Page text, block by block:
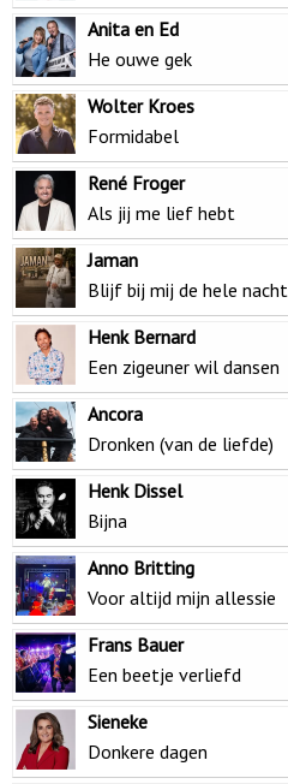
Anita en Ed
He ouwe gek
Wolter Kroes
Formidabel
René Froger
Als jij me lief hebt
Jaman
Blijf bij mij de hele nacht
Henk Bernard
Een zigeuner wil dansen
Ancora
Dronken (van de liefde)
Henk Dissel
Bijna
Anno Britting
Voor altijd mijn allessie
Frans Bauer
Een beetje verliefd
Sieneke
Donkere dagen